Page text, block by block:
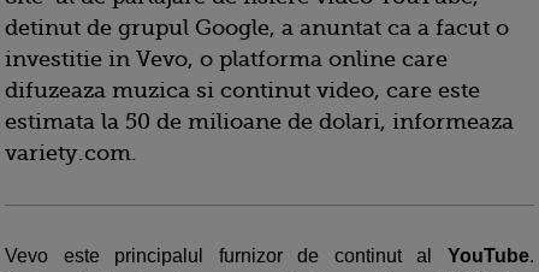
detinut de grupul Google, a anuntat ca a facut o
investitie in Vevo, o platforma online care
difuzeaza muzica si continut video, care este
estimata la 50 de milioane de dolari, informeaza
variety.com.
Vevo este principalul furnizor de continut al YouTube.